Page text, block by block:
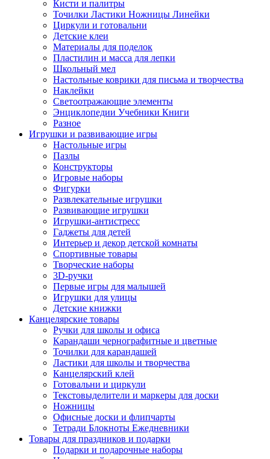
Кисти и палитры
Точилки Ластики Ножницы Линейки
Циркули и готовальни
Детские клеи
Материалы для поделок
Пластилин и масса для лепки
Школьный мел
Настольные коврики для письма и творчества
Наклейки
Светоотражающие элементы
Энциклопедии Учебники Книги
Разное
Игрушки и развивающие игры
Настольные игры
Пазлы
Конструкторы
Игровые наборы
Фигурки
Развлекательные игрушки
Развивающие игрушки
Игрушки-антистресс
Гаджеты для детей
Интерьер и декор детской комнаты
Спортивные товары
Творческие наборы
3D-ручки
Первые игры для малышей
Игрушки для улицы
Детские книжки
Канцелярские товары
Ручки для школы и офиса
Карандаши чернографитные и цветные
Точилки для карандашей
Ластики для школы и творчества
Канцелярский клей
Готовальни и циркули
Текстовыделители и маркеры для доски
Ножницы
Офисные доски и флипчарты
Тетради Блокноты Ежедневники
Товары для праздников и подарки
Подарки и подарочные наборы